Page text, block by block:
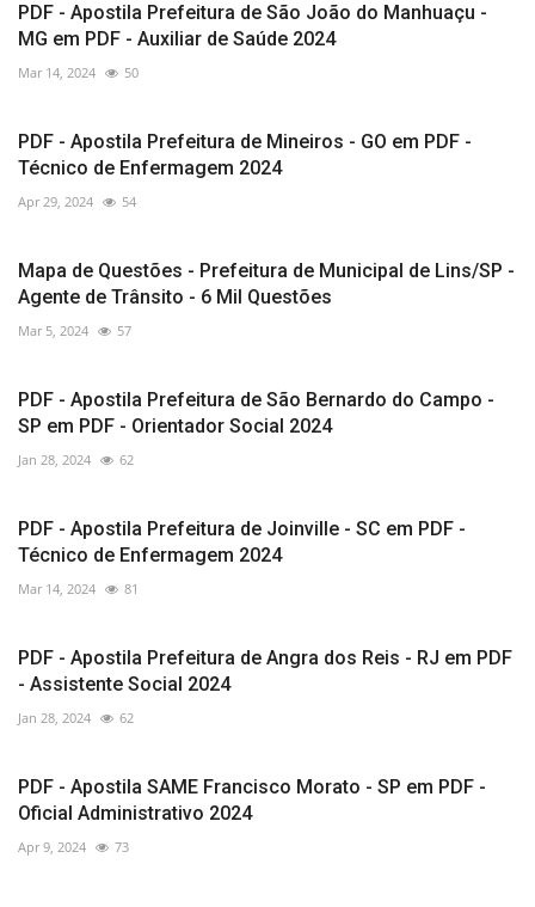
PDF - Apostila Prefeitura de São João do Manhuaçu -
MG em PDF - Auxiliar de Saúde 2024
Mar 14, 2024 50
PDF - Apostila Prefeitura de Mineiros - GO em PDF -
Técnico de Enfermagem 2024
Apr 29, 2024 54
Mapa de Questões - Prefeitura de Municipal de Lins/SP -
Agente de Trânsito - 6 Mil Questões
Mar 5, 2024 57
PDF - Apostila Prefeitura de São Bernardo do Campo -
SP em PDF - Orientador Social 2024
Jan 28, 2024 62
PDF - Apostila Prefeitura de Joinville - SC em PDF -
Técnico de Enfermagem 2024
Mar 14, 2024 81
PDF - Apostila Prefeitura de Angra dos Reis - RJ em PDF
- Assistente Social 2024
Jan 28, 2024 62
PDF - Apostila SAME Francisco Morato - SP em PDF -
Oficial Administrativo 2024
Apr 9, 2024 73